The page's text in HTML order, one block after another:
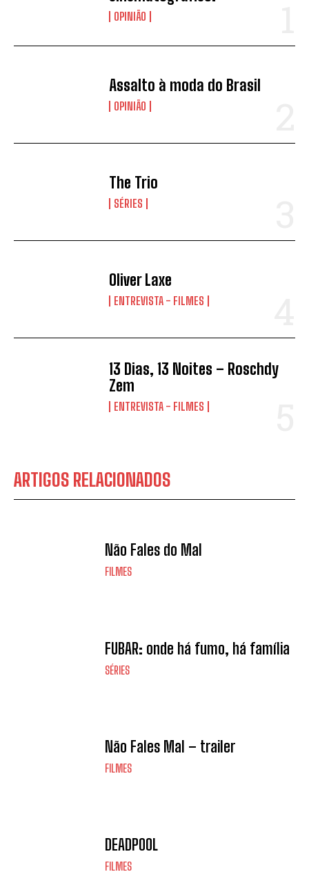
OPINIÃO
Assalto à moda do Brasil
OPINIÃO
The Trio
SÉRIES
Oliver Laxe
ENTREVISTA - FILMES
13 Dias, 13 Noites – Roschdy
Zem
ENTREVISTA - FILMES
ARTIGOS RELACIONADOS
Não Fales do Mal
FILMES
FUBAR: onde há fumo, há família
SÉRIES
Não Fales Mal – trailer
FILMES
DEADPOOL
FILMES